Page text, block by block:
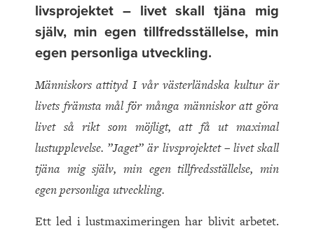
livsprojektet – livet skall tjäna mig
själv, min egen tillfredsställelse, min
egen personliga utveckling.
Människors attityd I vår västerländska kultur är
livets främsta mål för många människor att göra
livet så rikt som möjligt, att få ut maximal
lustupplevelse. ”Jaget” är livsprojektet – livet skall
tjäna mig själv, min egen tillfredsställelse, min
egen personliga utveckling.
Ett led i lustmaximeringen har blivit arbetet.